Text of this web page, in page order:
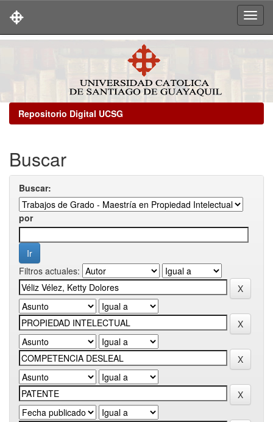
Repositorio Digital UCSG
Buscar
Buscar:
por
Filtros actuales: